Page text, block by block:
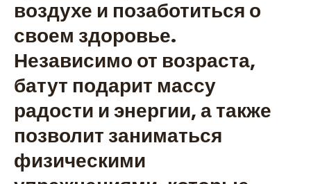
воздухе и позаботиться о
своем здоровье.
Независимо от возраста,
батут подарит массу
радости и энергии, а также
позволит заниматься
физическими